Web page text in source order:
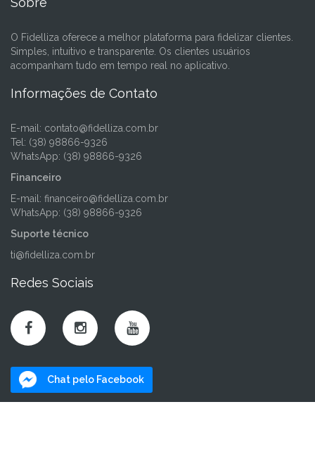
O Fidelliza oferece a melhor plataforma para fidelizar clientes.
Simples, intuitivo e transparente. Os clientes usuários
acompanham tudo em tempo real no aplicativo.
Informações de Contato
E-mail: contato@fidelliza.com.br
Tel: (38) 98866-9326
WhatsApp: (38) 98866-9326
Financeiro
E-mail: financeiro@fidelliza.com.br
WhatsApp: (38) 98866-9326
Suporte técnico
ti@fidelliza.com.br
Redes Sociais
Chat pelo Facebook